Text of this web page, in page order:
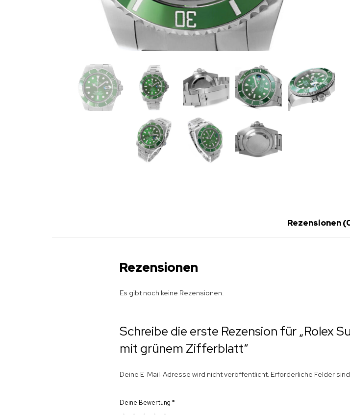
Rezensionen
Rezensionen
Es gibt noch keine Rezensionen.
Schreibe die erste Rezension für „Rolex
mit grünem Zifferblatt“
Deine E-Mail-Adresse wird nicht veröffentlicht. Erforderliche Felder
Deine Bewertung*